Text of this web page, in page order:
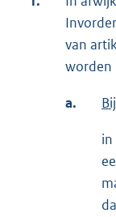
van
worden
a.
in